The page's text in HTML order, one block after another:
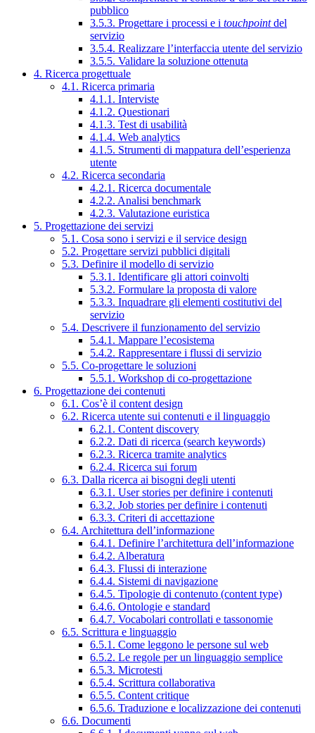
pubblico
3.5.3. Progettare i processi e i touchpointdel
servizio
3.5.4. Realizzare l’interfaccia utente del servizio
3.5.5. Validare la soluzione ottenuta
4. Ricerca progettuale
4.1. Ricerca primaria
4.1.1. Interviste
4.1.2. Questionari
4.1.3. Test di usabilità
4.1.4. Web analytics
4.1.5. Strumenti di mappatura dell’esperienza
utente
4.2. Ricerca secondaria
4.2.1. Ricerca documentale
4.2.2. Analisi benchmark
4.2.3. Valutazione euristica
5. Progettazione dei servizi
5.1. Cosa sono i servizi e il service design
5.2. Progettare servizi pubblici digitali
5.3. Definire il modello di servizio
5.3.1. Identificare gli attori coinvolti
5.3.2. Formulare la proposta di valore
5.3.3. Inquadrare gli elementi costitutivi del
servizio
5.4. Descrivere il funzionamento del servizio
5.4.1. Mappare l’ecosistema
5.4.2. Rappresentare i flussi di servizio
5.5. Co-progettare le soluzioni
5.5.1. Workshop di co-progettazione
6. Progettazione dei contenuti
6.1. Cos’è il content design
6.2. Ricerca utente sui contenuti e il linguaggio
6.2.1. Content discovery
6.2.2. Dati di ricerca (search keywords)
6.2.3. Ricerca tramite analytics
6.2.4. Ricerca sui forum
6.3. Dalla ricerca ai bisogni degli utenti
6.3.1. User stories per definire i contenuti
6.3.2. Job stories per definire i contenuti
6.3.3. Criteri di accettazione
6.4. Architettura dell’informazione
6.4.1. Definire l’architettura dell’informazione
6.4.2. Alberatura
6.4.3. Flussi di interazione
6.4.4. Sistemi di navigazione
6.4.5. Tipologie di contenuto (content type)
6.4.6. Ontologie e standard
6.4.7. Vocabolari controllati e tassonomie
6.5. Scrittura e linguaggio
6.5.1. Come leggono le persone sul web
6.5.2. Le regole per un linguaggio semplice
6.5.3. Microtesti
6.5.4. Scrittura collaborativa
6.5.5. Content critique
6.5.6. Traduzione e localizzazione dei contenuti
6.6. Documenti